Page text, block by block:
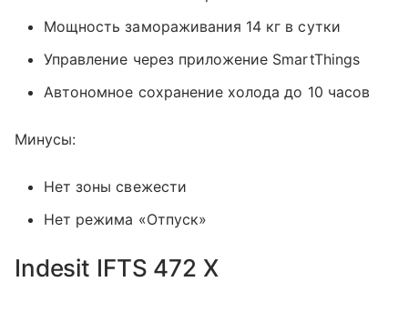
Мощность замораживания 14 кг в сутки
Управление через приложение SmartThings
Автономное сохранение холода до 10 часов
Минусы:
Нет зоны свежести
Нет режима «Отпуск»
Indesit IFTS 472 X